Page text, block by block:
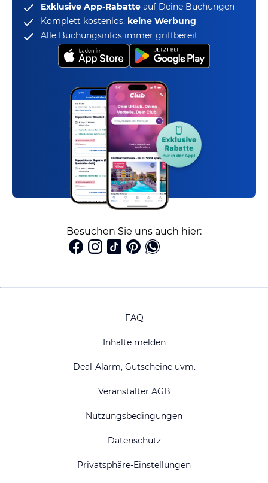
Exklusive App-Rabatte auf Deine Buchungen
Komplett kostenlos, keine Werbung
Alle Buchungsinfos immer griffbereit
Besuchen Sie uns auch hier:
FAQ
Inhalte melden
Deal-Alarm, Gutscheine uvm.
Veranstalter AGB
Nutzungsbedingungen
Datenschutz
Privatsphäre-Einstellungen